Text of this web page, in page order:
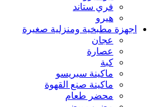
فري ستاند
هيرو
اجهزة مطبخية ومنزلية صغيرة
عجان
عصارة
كبة
ماكينة سبريسو
ماكينة صنع القهوة
محضر طعام